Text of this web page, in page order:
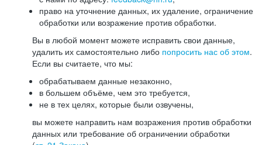
право на уточнение данных, их удаление, ограничение
обработки или возражение против обработки.
Вы в любой момент можете исправить свои данные,
удалить их самостоятельно либо попросить нас об этом.
Если вы считаете, что мы:
обрабатываем данные незаконно,
в большем объёме, чем это требуется,
не в тех целях, которые были озвучены,
вы можете направить нам возражения против обработки
данных или требование об ограничении обработки